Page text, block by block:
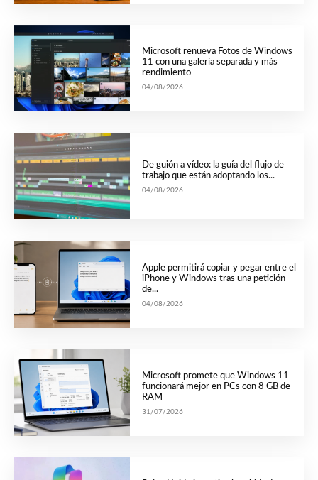
Microsoft renueva Fotos de Windows
11 con una galería separada y más
rendimiento
04/08/2026
De guión a vídeo: la guía del flujo de
trabajo que están adoptando los...
04/08/2026
Apple permitirá copiar y pegar entre el
iPhone y Windows tras una petición
de...
04/08/2026
Microsoft promete que Windows 11
funcionará mejor en PCs con 8 GB de
RAM
31/07/2026